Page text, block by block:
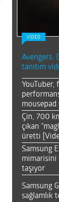
VİDEO
Avengers:
tanıtım
YouTuber,
mousepad
Çin, 700
çıkan
üretti
Samsung
mimarisini
taşıyor
Samsung
sağlamlık